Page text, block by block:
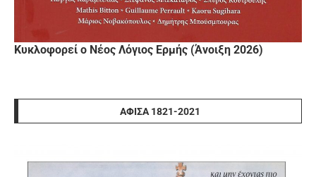
Κυκλοφορεί ο Νέος Λόγιος Ερμής (Άνοιξη 2026)
ΑΦΊΣΑ 1821-2021